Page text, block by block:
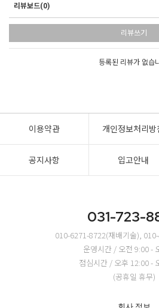
리뷰보드(0)
리뷰쓰기
등록된 리뷰가 없습
이용약관 개인정보처리방
공지사항 입고안내
031-723-
010-6271-8722(재배기술),
운영시간 / 오전 9:00 -
점심시간 / 오후 12:00 -
(공휴일 휴무)